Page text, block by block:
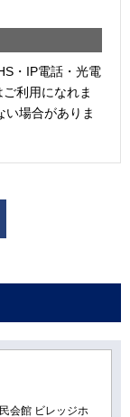
・IP電話・光電
利用になれま
い場合がありま
会館 ビレッジホ